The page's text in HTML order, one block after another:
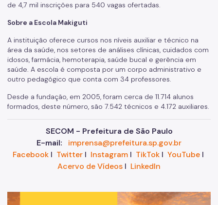
de 4,7 mil inscrições para 540 vagas ofertadas.
Sobre a Escola Makiguti
A instituição oferece cursos nos níveis auxiliar e técnico na
área da saúde, nos setores de análises clínicas, cuidados com
idosos, farmácia, hemoterapia, saúde bucal e gerência em
saúde. A escola é composta por um corpo administrativo e
outro pedagógico que conta com 34 professores.
Desde a fundação, em 2005, foram cerca de 11.714 alunos
formados, deste número, são 7.542 técnicos e 4.172 auxiliares.
SECOM - Prefeitura de São Paulo
E-mail:
imprensa@prefeitura.sp.gov.br
FacebookI TwitterI InstagramI TikTokI YouTubeI
Acervo de Vídeos I LinkedIn